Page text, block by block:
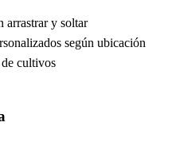
arrastrar y soltar
según ubicación
cultivos